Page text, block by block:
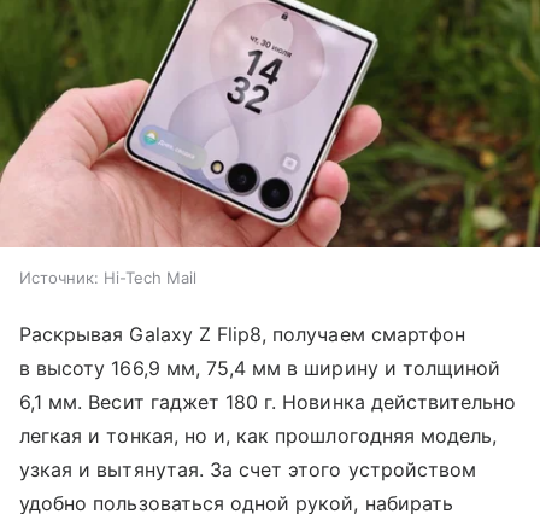
Источник: Hi-Tech Mail
Раскрывая Galaxy Z Flip8, получаем смартфон
в высоту 166,9 мм, 75,4 мм в ширину и толщиной
6,1 мм. Весит гаджет 180 г. Новинка действительно
легкая и тонкая, но и, как прошлогодняя модель,
узкая и вытянутая. За счет этого устройством
удобно пользоваться одной рукой, набирать